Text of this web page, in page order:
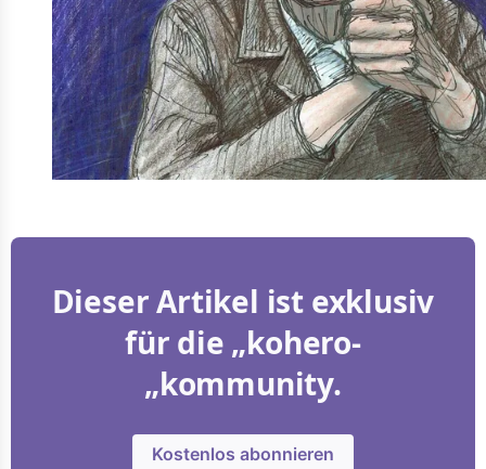
Dieser Artikel ist exklusiv
für die „kohero-
„kommunity.
Kostenlos abonnieren